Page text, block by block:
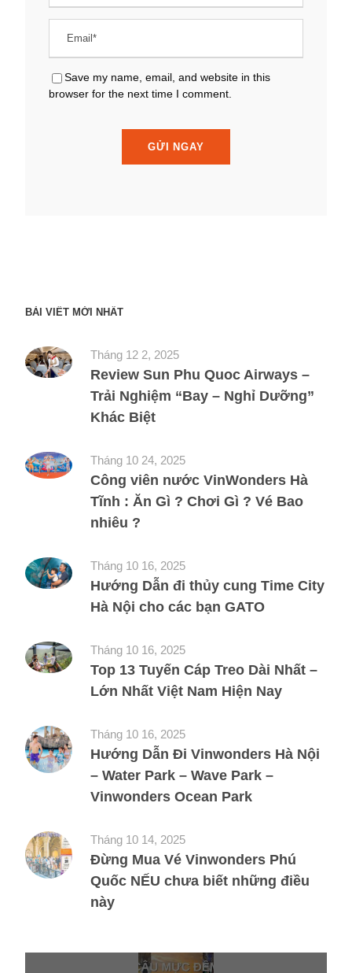
Save my name, email, and website in this
browser for the next time I comment.
BÀI VIẾT MỚI NHẤT
Tháng 12 2, 2025
Review Sun Phu Quoc Airways –
Trải Nghiệm “Bay – Nghỉ Dưỡng”
Khác Biệt
Tháng 10 24, 2025
Công viên nước VinWonders Hà
Tĩnh : Ăn Gì ? Chơi Gì ? Vé Bao
nhiêu ?
Tháng 10 16, 2025
Hướng Dẫn đi thủy cung Time City
Hà Nội cho các bạn GATO
Tháng 10 16, 2025
Top 13 Tuyến Cáp Treo Dài Nhất –
Lớn Nhất Việt Nam Hiện Nay
Tháng 10 16, 2025
Hướng Dẫn Đi Vinwonders Hà Nội
– Water Park – Wave Park –
Vinwonders Ocean Park
Tháng 10 14, 2025
Đừng Mua Vé Vinwonders Phú
Quốc NẾU chưa biết những điều
này